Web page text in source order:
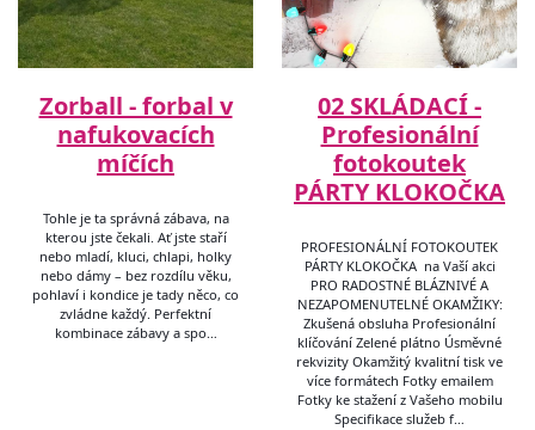
Zorball - forbal v
nafukovacích
míčích
Tohle je ta správná zábava, na
kterou jste čekali. Ať jste staří
nebo mladí, kluci, chlapi, holky
nebo dámy – bez rozdílu věku,
pohlaví i kondice je tady něco, co
zvládne každý. Perfektní
kombinace zábavy a spo…
02 SKLÁDACÍ -
Profesionální
fotokoutek
PÁRTY KLOKOČKA
PROFESIONÁLNÍ FOTOKOUTEK
PÁRTY KLOKOČKA na Vaší akci
PRO RADOSTNÉ BLÁZNIVÉ A
NEZAPOMENUTELNÉ OKAMŽIKY:
Zkušená obsluha Profesionální
klíčování Zelené plátno Úsměvné
rekvizity Okamžitý kvalitní tisk ve
více formátech Fotky emailem
Fotky ke stažení z Vašeho mobilu
Specifikace služeb f…